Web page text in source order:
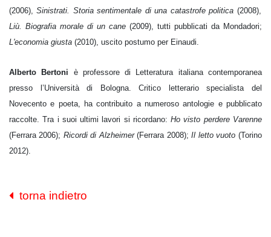
(2006),Sinistrati. Storia sentimentale di una catastrofe politica (2008),
Liù. Biografia morale di un cane (2009), tutti pubblicati da Mondadori;
L'economia giusta (2010), uscito postumo per Einaudi.
Alberto Bertoni è professore di Letteratura italiana contemporanea
presso l’Università di Bologna. Critico letterario specialista del
Novecento e poeta, ha contribuito a numeroso antologie e pubblicato
raccolte. Tra i suoi ultimi lavori si ricordano:Ho visto perdere Varenne
(Ferrara 2006); Ricordi di Alzheimer(Ferrara 2008);Il letto vuoto (Torino
2012).
torna indietro